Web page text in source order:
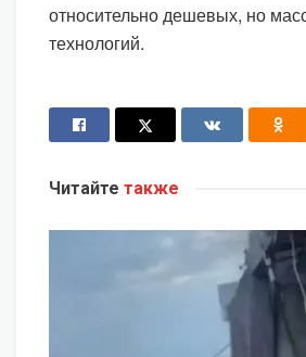
относительно дешевых, но
технологий.
Читайте также